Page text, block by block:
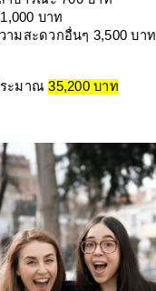
บาท
ามสะดวกอื่นๆ 3,500 บาท
ระมาณ35,200 บาท